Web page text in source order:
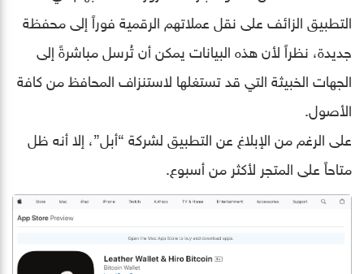
التطبيق الزائف على نقل عملاتهم الرقمية فوراً إلى محفظة
جديدة، نظراً لأن هذه البيانات يمكن أن تُرسل مباشرةً إلى
الجهات الخبيثة التي قد تستغلها لاستنزاف المحافظ من كافة
الأصول.
على الرغم من الإبلاغ عن التطبيق لشركة “أبل”، إلا أنه ظل
متاحاً على المتجر لأكثر من أسبوع.